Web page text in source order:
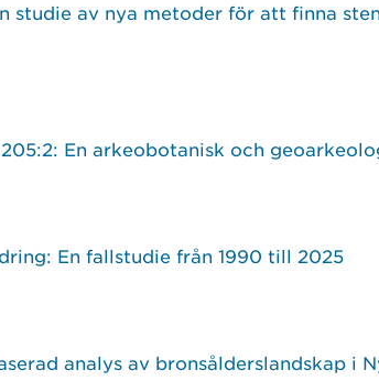
studie av nya metoder för att finna
En arkeobotanisk och
En fallstudie från 1990 till 2025
analys av bronsålderslandskap i